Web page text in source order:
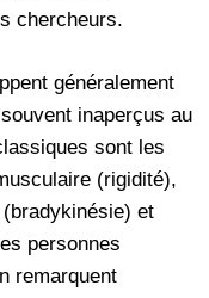
chercheurs.
généralement
inaperçus au
sont les
(rigidité),
et
personnes
remarquent